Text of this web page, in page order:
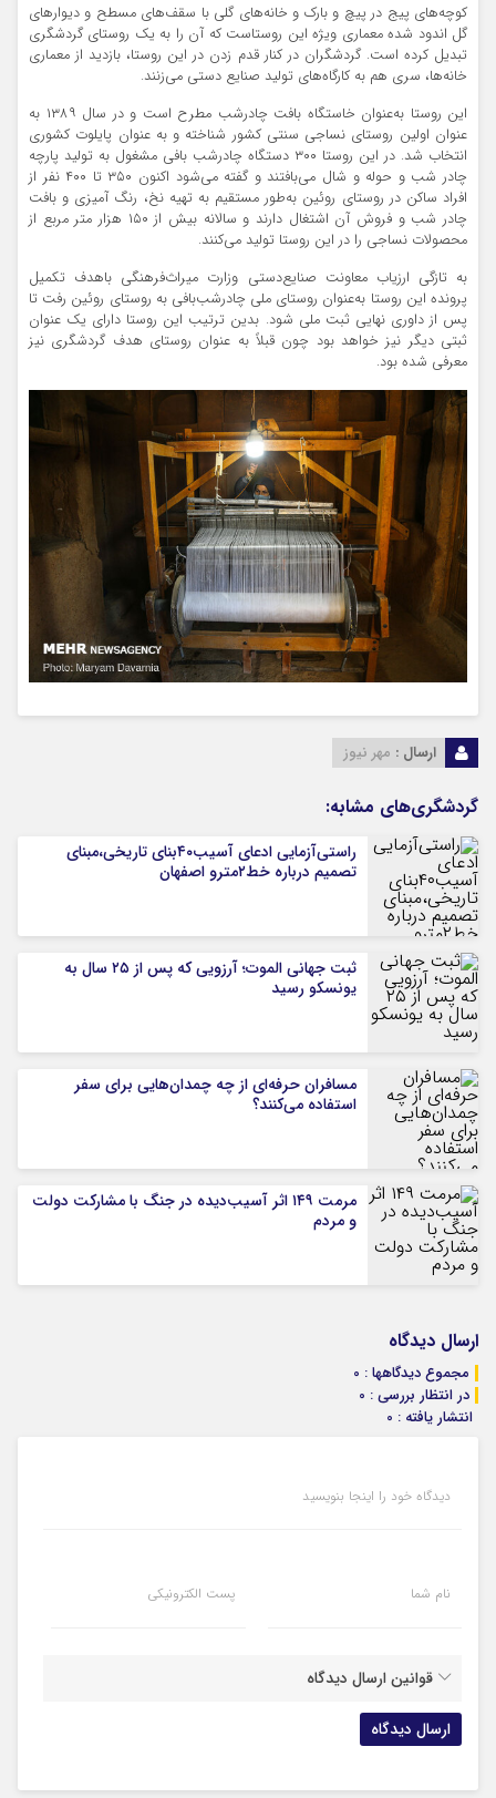
کوچه‌های پیج در پیچ وبارک و خانه‌های گلی با سقف‌هایمسطح و دیوارهای
گل اندود شده معماری ویژه این روستاست که آن را به یک روستای گردشگری
تبدیل کرده است. گردشگران در کنار قدم زدن در این روستا، بازدید از معماری
خانه‌ها، سری هم به کارگاه‌های تولید صنایع دستی می‌زنند.
این روستا به‌عنوان خاستگاه بافت چادرشب مطرح است و در سال ۱۳۸۹ به
عنوان اولین روستای نساجی سنتی کشور شناخته و به عنوان پایلوت کشوری
انتخاب شد. در این روستا ۳۰۰ دستگاه چادرشب
بافی مشغول به تولید پارچه
چادر شب و حوله و شال می‌بافتند و گفته می‌شود اکنون ۳۵۰ تا ۴۰۰ نفر از
افراد ساکن در روستای روئین به‌طور مستقیم به تهیه نخ، رنگ آمیزی و بافت
چادر شب و فروش آن اشتغال دارند و سالانه بیش از ۱۵۰ هزار متر مربع از
محصولات نساجی را در این روستا تولید می‌کنند.
به تازگی ارزیاب معاونت صنایع‌دستی وزارت میراث‌فرهنگی باهدف تکمیل
پرونده این روستا به‌عنوان روستای ملی چادرشب‌بافی به روستای روئین رفت تا
پس از داوری نهایی ثبت ملی شود. بدین ترتیب این روستا دارای یک عنوان
ثبتی دیگر نیز خواهد بود چون قبلاً به عنوان روستای هدف گردشگری نیز
معرفی شده بود.
ارسال : مهر نیوز
گردشگری‌های مشابه:
راستی‌آزمایی ادعای آسیب۴۰بنای تاریخی،مبنای
تصمیم درباره خط۲مترو اصفهان
ثبت جهانی الموت؛ آرزویی که پس از ۲۵ سال به
یونسکو رسید
مسافران حرفه‌ای از چه چمدان‌هایی برای سفر
استفاده می‌کنند؟
مرمت ۱۴۹ اثر آسیب‌دیده در جنگ با مشارکت دولت
و مردم
ارسال دیدگاه
مجموع دیدگاهها : 0
در انتظار بررسی : 0
انتشار یافته : 0
دیدگاه خود را اینجا بنویسید
نام شما پست الکترونیکی
قوانین ارسال دیدگاه